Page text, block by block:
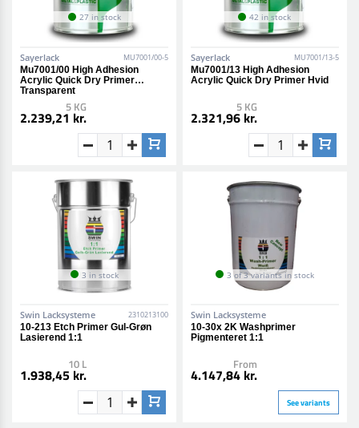
27 in stock
Sayerlack MU7001/00-5
Mu7001/00 High Adhesion
Acrylic Quick Dry Primer
Transparent
5 KG
2.239,21 kr.
42 in stock
Sayerlack MU7001/13-5
Mu7001/13 High Adhesion
Acrylic Quick Dry Primer Hvid
5 KG
2.321,96 kr.
3 in stock
Swin Lacksysteme 2310213100
10-213 Etch Primer Gul-Grøn
Lasierend 1:1
10 L
1.938,45 kr.
3 of 3 variants in stock
Swin Lacksysteme
10-30x 2K Washprimer
Pigmenteret 1:1
From
4.147,84 kr.
See variants